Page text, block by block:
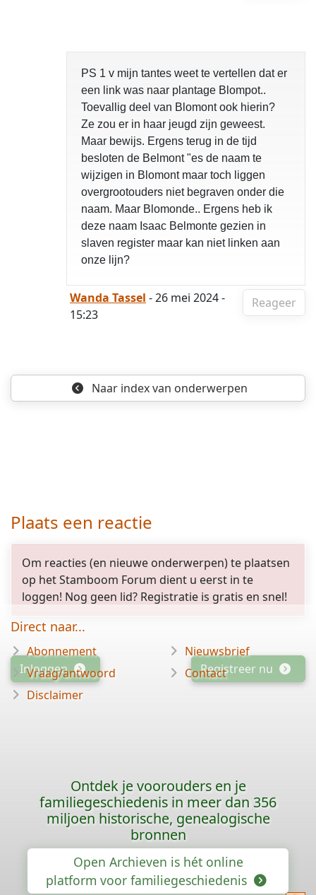
PS 1 v mijn tantes weet te vertellen dat er
een link was naar plantage Blompot..
Toevallig deel van Blomont ook hierin?
Ze zou er in haar jeugd zijn geweest.
Maar bewijs. Ergens terug in de tijd
besloten de Belmont "es de naam te
wijzigen in Blomont maar toch liggen
overgrootouders niet begraven onder die
naam. Maar Blomonde.. Ergens heb ik
deze naam Isaac Belmonte gezien in
slaven register maar kan niet linken aan
onze lijn?
Reageer
Wanda Tassel - 26 mei 2024 -
15:23
Naar indexvan onderwerpen
Plaats een reactie
Om reacties (en nieuwe onderwerpen) te plaatsen
op het Stamboom Forum dient u eerst in te
loggen! Nog geen lid? Registratie is gratis en snel!
Inloggen Registreer nu
Direct naar...
Abonnement
Vraag/antwoord
Disclaimer
Nieuwsbrief
Contact
Ontdek je voorouders en je
familiegeschiedenis in meer dan 356
miljoen historische, genealogische
bronnen
Open Archieven is hét online
platform voor familiegeschiedenis